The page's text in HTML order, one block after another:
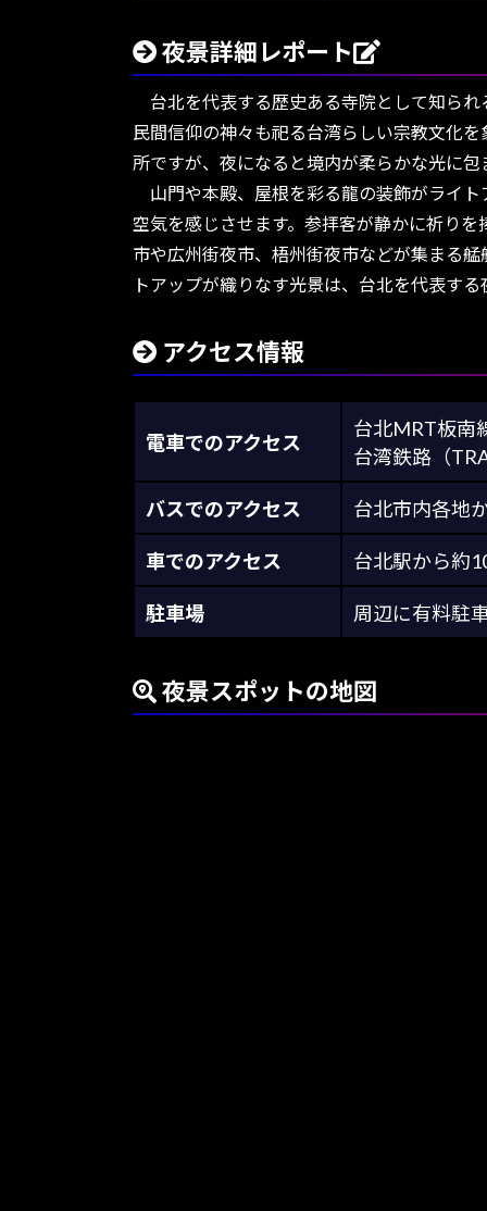
夜景詳細レポート
台北を代表する歴史ある寺院として知られ
民間信仰の神々も祀る台湾らしい宗教文化
所ですが、夜になると境内が柔らかな光に
山門や本殿、屋根を彩る龍の装飾がライト
空気を感じさせます。参拝客が静かに祈り
市や広州街夜市、梧州街夜市などが集まる
トアップが織りなす光景は、台北を代表す
アクセス情報
電車でのアクセス
台北MRT板南
台湾鉄路（
バスでのアクセス 台北市内各地
車でのアクセス 台北駅から約
駐車場 周辺に有料駐
夜景スポットの地図